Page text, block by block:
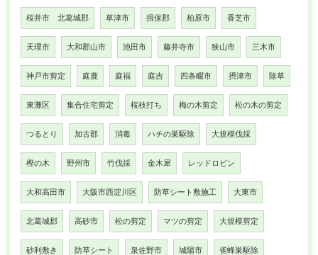
桜井市 北葛城郡 草津市 揖保郡 柏原市 香芝市
天理市 大和郡山市 池田市 藤井寺市 狭山市 三木市
神戸市剪定 庭鹿 庭福 庭吉 四条畷市 摂津市 除草
東灘区 集合住宅剪定 桜枝打ち 梅の木剪定 松の木の剪定
つるとり 加古郡 消毒 ハチの巣駆除 大規模伐採
樫の木 野州市 竹伐採 金木犀 レッドロビン
大和高田市 大阪市西淀川区 防草シート敷施工 大東市
北葛城郡 高砂市 松の剪定 マツの剪定 大規模剪定
砂利敷き 防草シート 泉佐野市 城陽市 雀蜂巣駆除